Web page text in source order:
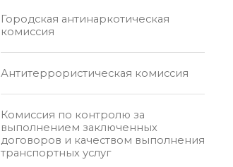
Городская антинаркотическая
комиссия
Антитеррористическая комиссия
Комиссия по контролю за
выполнением заключенных
договоров и качеством выполнения
транспортных услуг